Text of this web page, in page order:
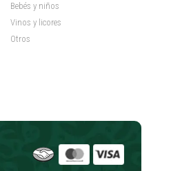
Bebés y niños
Vinos y licores
Otros